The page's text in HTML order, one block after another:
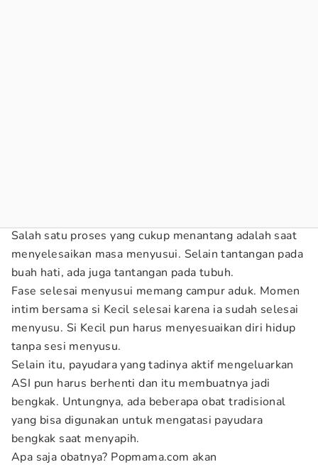
Salah satu proses yang cukup menantang adalah saat
menyelesaikan masa menyusui. Selain tantangan pada
buah hati, ada juga tantangan pada tubuh.
Fase selesai menyusui memang campur aduk. Momen
intim bersama si Kecil selesai karena ia sudah selesai
menyusu. Si Kecil pun harus menyesuaikan diri hidup
tanpa sesi menyusu.
Selain itu, payudara yang tadinya aktif mengeluarkan
ASI pun harus berhenti dan itu membuatnya jadi
bengkak. Untungnya, ada beberapa obat tradisional
yang bisa digunakan untuk mengatasi payudara
bengkak saat menyapih.
Apa saja obatnya? Popmama.com akan